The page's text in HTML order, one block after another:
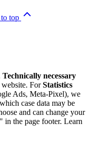
top
Technically necessary
website. ForStatistics
Ads, Meta-Pixel), we
case data may be
and can change your
in the page footer. Learn